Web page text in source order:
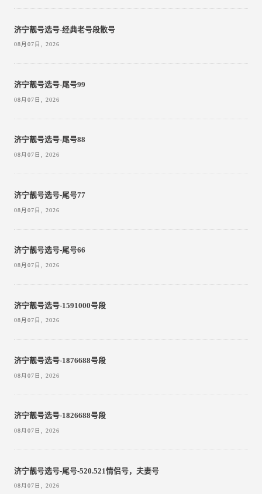
济宁靓号选号-经典老号段散号
08月07日, 2026
济宁靓号选号-尾号99
08月07日, 2026
济宁靓号选号-尾号88
08月07日, 2026
济宁靓号选号-尾号77
08月07日, 2026
济宁靓号选号-尾号66
08月07日, 2026
济宁靓号选号-1591000号段
08月07日, 2026
济宁靓号选号-1876688号段
08月07日, 2026
济宁靓号选号-1826688号段
08月07日, 2026
济宁靓号选号-尾号-520.521情侣号，夫妻号
08月07日, 2026